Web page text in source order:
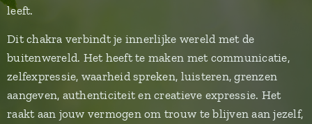
leeft.
Dit chakra verbindt je innerlijke wereld met de
buitenwereld. Het heeft te maken met communicatie,
zelfexpressie, waarheid spreken, luisteren, grenzen
aangeven, authenticiteit en creatieve expressie. Het
raakt aan jouw vermogen om trouw te blijven aan jezelf,